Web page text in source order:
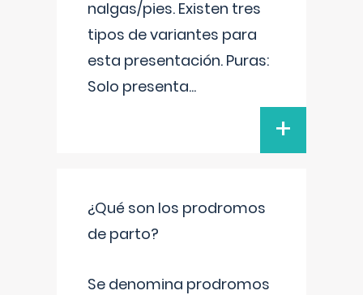
nalgas/pies. Existen tres
tipos de variantes para
esta presentación. Puras:
Solo presenta...
+
¿Qué son los prodromos
de parto?
Se denomina prodromos